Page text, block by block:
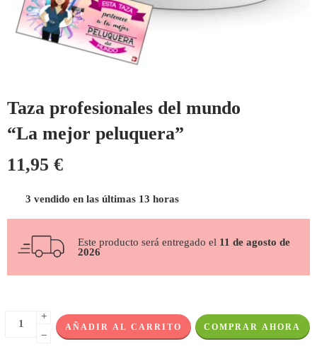
Taza profesionales del mundo
“La mejor peluquera”
11,95 €
3 vendido en las últimas 13 horas
Este producto será entregado el 11 de agosto de
2026
+
−
AÑADIR AL CARRITO COMPRAR AHORA